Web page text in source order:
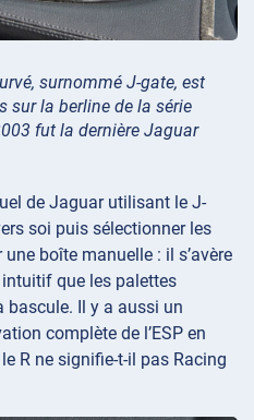
surnommé J-gate, est
sur la berline de la série
fut la dernière Jaguar
de Jaguar utilisant le J-
soi puis sélectionner les
boîte manuelle : il s’avère
que les palettes
bascule. Il y a aussi un
complète de l’ESP en
R ne signifie-t-il pas Racing